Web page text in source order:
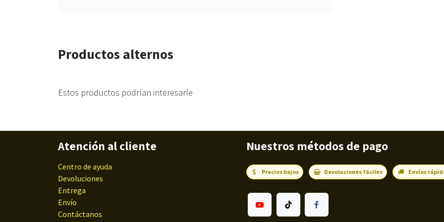
Productos alternos
Estos productos podrían interesarle
Atención al cliente
Centro de ayuda
Devoluciones
Entrega
Envío
Contáctanos
Nuestros métodos de pago
Precios bajos Devoluciones fáciles Envíos